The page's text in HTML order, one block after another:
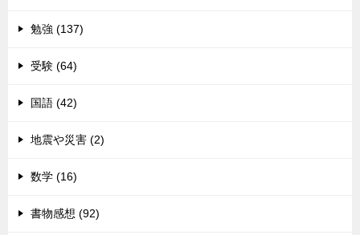
勉強 (137)
受験 (64)
国語 (42)
地震や災害 (2)
数学 (16)
書物感想 (92)